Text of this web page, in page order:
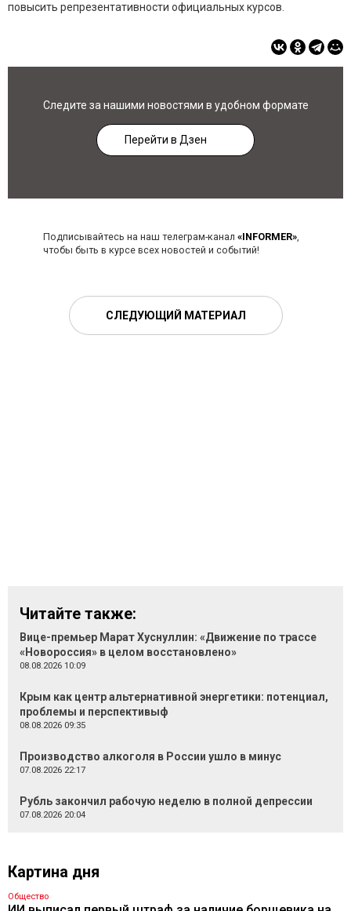
повысить репрезентативности официальных курсов.
Следите за нашими новостями в удобном формате
Перейти в Дзен
Подписывайтесь на наш телеграм-канал «INFORMER»,
чтобы быть в курсе всех новостей и событий!
СЛЕДУЮЩИЙ МАТЕРИАЛ
Читайте также:
Вице-премьер Марат Хуснуллин: «Движение по трассе
«Новороссия» в целом восстановлено»
08.08.2026 10:09
Крым как центр альтернативной энергетики: потенциал,
проблемы и перспективыф
08.08.2026 09:35
Производство алкоголя в России ушло в минус
07.08.2026 22:17
Рубль закончил рабочую неделю в полной депрессии
07.08.2026 20:04
Картина дня
Общество